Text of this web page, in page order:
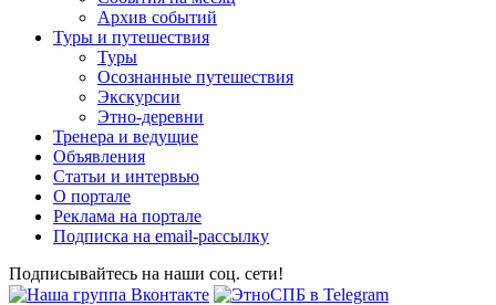
Архив событий
Туры и путешествия
Туры
Осознанные путешествия
Экскурсии
Этно-деревни
Тренера и ведущие
Объявления
Статьи и интервью
О портале
Реклама на портале
Подписка на email-рассылку
Подписывайтесь на наши соц. сети!